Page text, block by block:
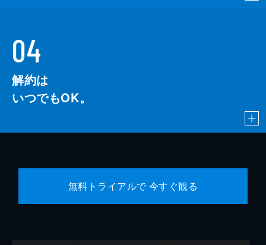
04
解約は
いつでもOK。
無料トライアルで 今すぐ観る